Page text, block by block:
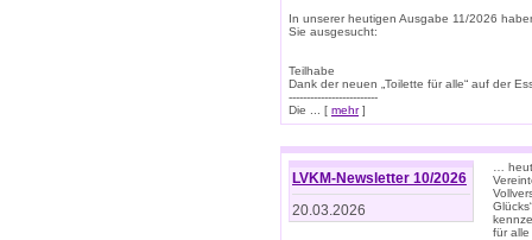
In unserer heutigen Ausgabe 11/2026
Sie ausgesucht:
Teilhabe
Dank der neuen „Toilette für alle“ auf der
-------------------------
Die ... [ mehr]
LVKM-Newsletter 10/2026
20.03.2026
…
für